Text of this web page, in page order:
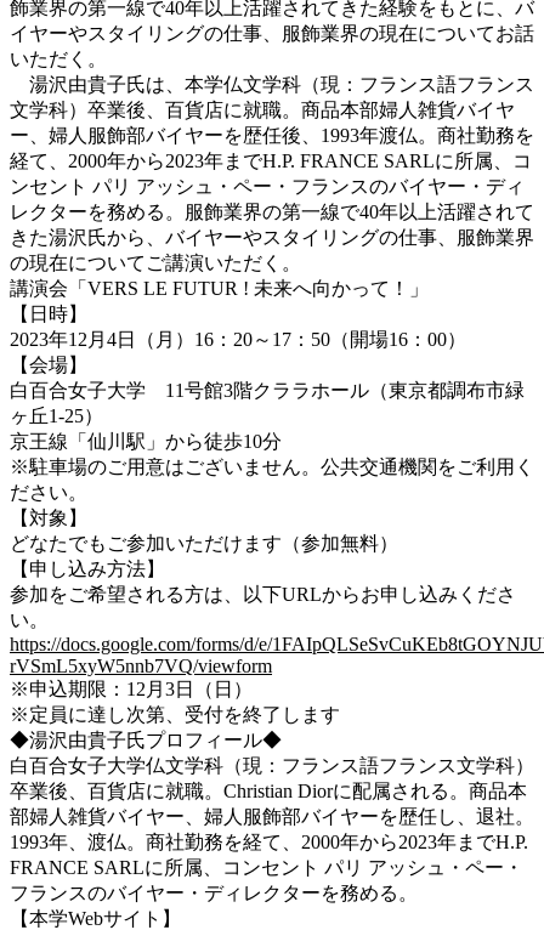
飾業界の第一線で40年以上活躍されてきた経験をもとに、バ
イヤーやスタイリングの仕事、服飾業界の現在についてお話
いただく。
湯沢由貴子氏は、本学仏文学科（現：フランス語フランス
文学科）卒業後、百貨店に就職。商品本部婦人雑貨バイヤ
ー、婦人服飾部バイヤーを歴任後、1993年渡仏。商社勤務を
経て、2000年から2023年までH.P. FRANCE SARLに所属、コ
ンセント パリ アッシュ・ペー・フランスのバイヤー・ディ
レクターを務める。服飾業界の第一線で40年以上活躍されて
きた湯沢氏から、バイヤーやスタイリングの仕事、服飾業界
の現在についてご講演いただく。
講演会「VERS LE FUTUR ! 未来へ向かって！」
【日時】
2023年12月4日（月）16：20～17：50（開場16：00）
【会場】
白百合女子大学 11号館3階クララホール（東京都調布市緑
ヶ丘1-25）
京王線「仙川駅」から徒歩10分
※駐車場のご用意はございません。公共交通機関をご利用く
ださい。
【対象】
どなたでもご参加いただけます（参加無料）
【申し込み方法】
参加をご希望される方は、以下URLからお申し込みくださ
い。
https://docs.google.com/forms/d/e/
rVSmL5xyW5nnb7VQ/viewform
※申込期限：12月3日（日）
※定員に達し次第、受付を終了します
◆湯沢由貴子氏プロフィール◆
白百合女子大学仏文学科（現：フランス語フランス文学科）
卒業後、百貨店に就職。Christian Diorに配属される。商品本
部婦人雑貨バイヤー、婦人服飾部バイヤーを歴任し、退社。
1993年、渡仏。商社勤務を経て、2000年から2023年までH.P.
FRANCE SARLに所属、コンセント パリ アッシュ・ペー・
フランスのバイヤー・ディレクターを務める。
【本学Webサイト】